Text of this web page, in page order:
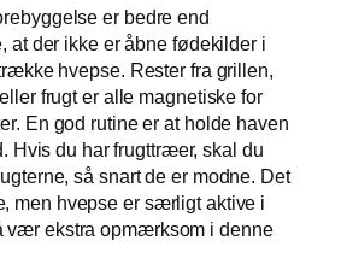
er bedre end
at der ikke er åbne fødekilder i
hvepse. Rester fra grillen,
frugt er alle magnetiske for
En god rutine er at holde haven
Hvis du har frugttræer, skal du
så snart de er modne. Det
men hvepse er særligt aktive i
vær ekstra opmærksom i denne